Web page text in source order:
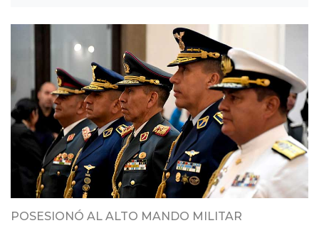
POSESIONÓ AL ALTO MANDO MILITAR